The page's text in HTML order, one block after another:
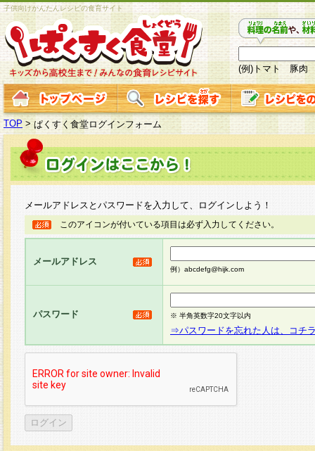
子供向けかんたんレシピの食育サイト
(例)トマト 豚肉
TOP > ぱくすく食堂ログインフォーム
メールアドレスとパスワードを入力して、ログインしよう！
このアイコンが付いている項目は必ず入力してください。
メールアドレス
例）abcdefg@hijk.com
パスワード ※ 半角英数字20文字以内
⇒パスワードを忘れた人は、コチ